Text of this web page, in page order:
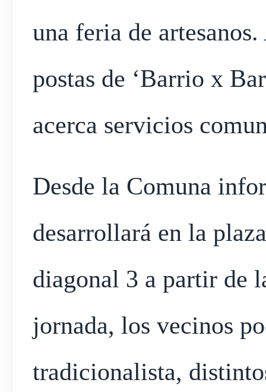
una feria de
postas de ‘Barrio x
acerca servicios
Desde la Comuna
desarrollará en la
diagonal 3 a partir de
jornada, los vecinos
tradicionalista,